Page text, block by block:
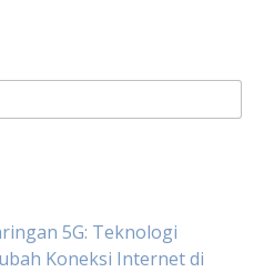
5G: Teknologi
Koneksi Internet di